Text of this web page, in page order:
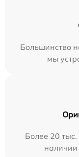
Большинство
мы
Более 20 тыс.
наличии